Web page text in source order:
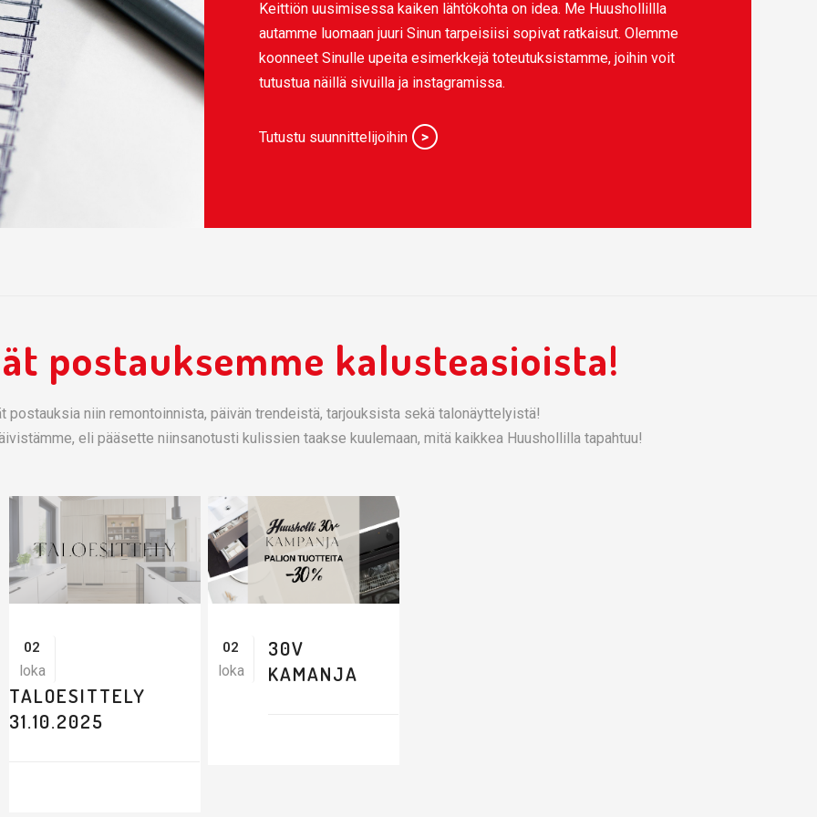
Keittiön uusimisessa kaiken lähtökohta on idea. Me Huushollillla
autamme luomaan juuri Sinun tarpeisiisi sopivat ratkaisut. Olemme
koonneet Sinulle upeita esimerkkejä toteutuksistamme, joihin voit
tutustua näillä sivuilla ja instagramissa.
Tutustu suunnittelijoihin
postauksemme kalusteasioista!
postauksia niin remontoinnista, päivän trendeistä, tarjouksista sekä talonäyttelyistä!
eli pääsette niinsanotusti kulissien taakse kuulemaan, mitä kaikkea Huushollilla tapahtuu!
02
loka
TALOESITTELY
31.10.2025
02
loka
30V
KAMANJA